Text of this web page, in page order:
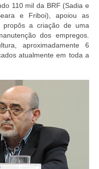
110 mil da BRF (Sadia e
e Friboi), apoiou as
propôs a criação de uma
dos empregos.
aproximadamente 6
atualmente em toda a